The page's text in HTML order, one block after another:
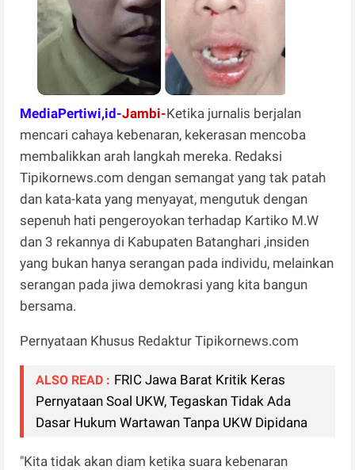
MediaPertiwi,id-Jambi-Ketika jurnalis berjalan
mencari cahaya kebenaran, kekerasan mencoba
membalikkan arah langkah mereka. Redaksi
Tipikornews.com dengan semangat yang tak patah
dan kata-kata yang menyayat, mengutuk dengan
sepenuh hati pengeroyokan terhadap Kartiko M.W
dan 3 rekannya di Kabupaten Batanghari ,insiden
yang bukan hanya serangan pada individu, melainkan
serangan pada jiwa demokrasi yang kita bangun
bersama.
Pernyataan Khusus Redaktur Tipikornews.com
ALSO READ : FRIC Jawa Barat Kritik Keras
Pernyataan Soal UKW, Tegaskan Tidak Ada
Dasar Hukum Wartawan Tanpa UKW Dipidana
"Kita tidak akan diam ketika suara kebenaran